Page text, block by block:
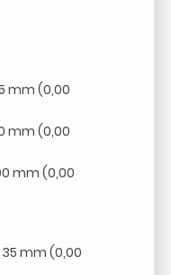
mm (0,00
mm (0,00
mm (0,00
mm (0,00